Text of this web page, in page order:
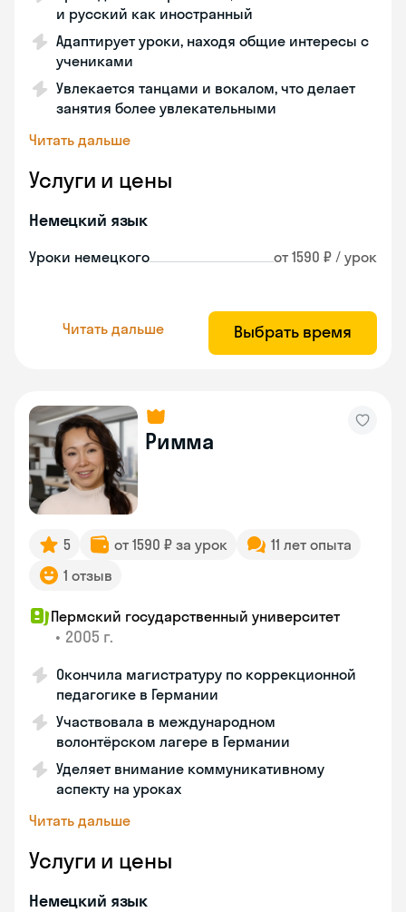
и русский как иностранный
Адаптирует уроки, находя общие интересы с
учениками
Увлекается танцами и вокалом, что делает
занятия более увлекательными
Читать дальше
Услуги и цены
Немецкий язык
Уроки немецкого от 1590 ₽ / урок
Читать дальше Выбрать время
Римма
5 от 1590 ₽ за урок
11 лет опыта
1 отзыв
Пермский государственный университет
• 2005 г.
Окончила магистратуру по коррекционной
педагогике в Германии
Участвовала в международном
волонтёрском лагере в Германии
Уделяет внимание коммуникативному
аспекту на уроках
Читать дальше
Услуги и цены
Немецкий язык